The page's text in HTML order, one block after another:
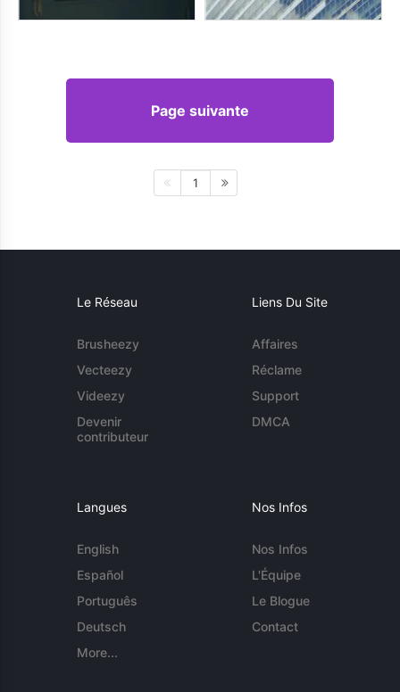
Page suivante
1
Le Réseau
Brusheezy
Vecteezy
Videezy
Devenir
contributeur
Liens Du Site
Affaires
Réclame
Support
DMCA
Langues
English
Español
Português
Deutsch
More...
Nos Infos
Nos Infos
L'Équipe
Le Blogue
Contact